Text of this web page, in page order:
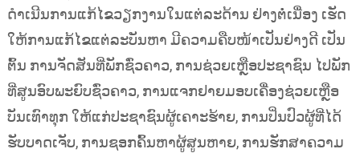
ດໍາເນີນການແກ້ໄຂວຽກງານໃນແຕ່ລະດ້ານ ຢ່າງຕໍ່ເນື່ອງ ເຮັດ
ໃຫ້ການແກ້ໄຂແຕ່ລະບັນຫາ ມີຄວາມຄືບໜ້າເປັນຢ່າງດີ ເປັນ
ຕົ້ນ ການຈັດສັນທີ່ພັກຊົ່ວຄາວ, ການຊ່ວຍເຫຼືອປະຊາຊົນ ໄປພັກ
ທີ່ສູນອົບພະຍົບຊົ່ວຄາວ, ການແຈກຢາຍມອບເຄື່ອງຊ່ວຍເຫຼືອ
ບັນເທົາທຸກ ໃຫ້ແກ່ປະຊາຊົນຜູ້ເຄາະຮ້າຍ, ການປິ່ນປົວຜູ້ທີ່ໄດ້
ຮັບບາດເຈັບ, ການຊອກຄົ້ນຫາຜູ້ສູນຫາຍ, ການຮັກສາຄວາມ